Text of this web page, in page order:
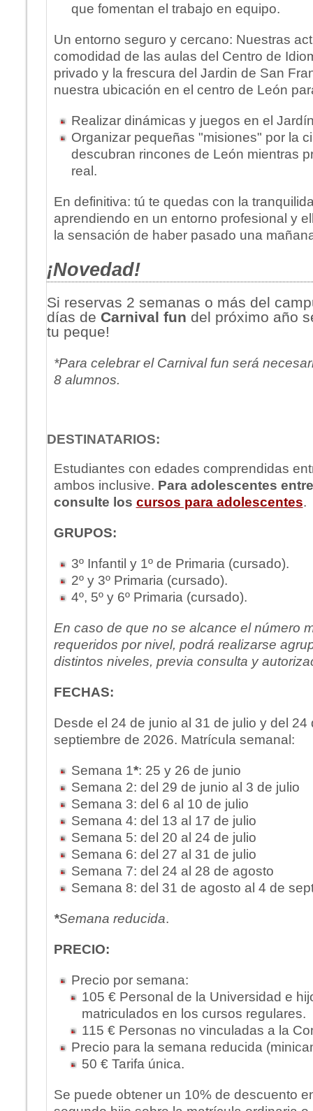
que fomentan el trabajo en equipo.
Un entorno seguro y cercano: Nuestras
comodidad de las aulas del Centro de
privado y la frescura del Jardin de San
nuestra ubicación en el centro de León
Realizar dinámicas y juegos en el
Organizar pequeñas "misiones" por la
descubran rincones de León mientras
real.
En definitiva: tú te quedas con la
aprendiendo en un entorno profesional y
la sensación de haber pasado una
¡Novedad!
Si reservas 2 semanas o más del
días de Carnival fun del próximo año
tu peque!
*Para celebrar el Carnival fun será
8 alumnos.
DESTINATARIOS:
Estudiantes con edades comprendidas
ambos inclusive. Para adolescentes
consulte los cursos para adolescentes.
GRUPOS:
3º Infantil y 1º de Primaria (cursado).
2º y 3º Primaria (cursado).
4º, 5º y 6º Primaria (cursado).
En caso de que no se alcance el número
requeridos por nivel, podrá realizarse
distintos niveles, previa consulta y
FECHAS:
Desde el 24 de junio al 31 de julio y del 24
septiembre de 2026. Matrícula semanal:
Semana 1*: 25 y 26 de junio
Semana 2: del 29 de junio al 3 de julio
Semana 3: del 6 al 10 de julio
Semana 4: del 13 al 17 de julio
Semana 5: del 20 al 24 de julio
Semana 6: del 27 al 31 de julio
Semana 7: del 24 al 28 de agosto
Semana 8: del 31 de agosto al 4 de
*Semana reducida.
PRECIO:
Precio por semana:
105 € Personal de la Universidad e
matriculados en los cursos regulares.
115 € Personas no vinculadas a la
Precio para la semana reducida
50 € Tarifa única.
Se puede obtener un 10% de descuento